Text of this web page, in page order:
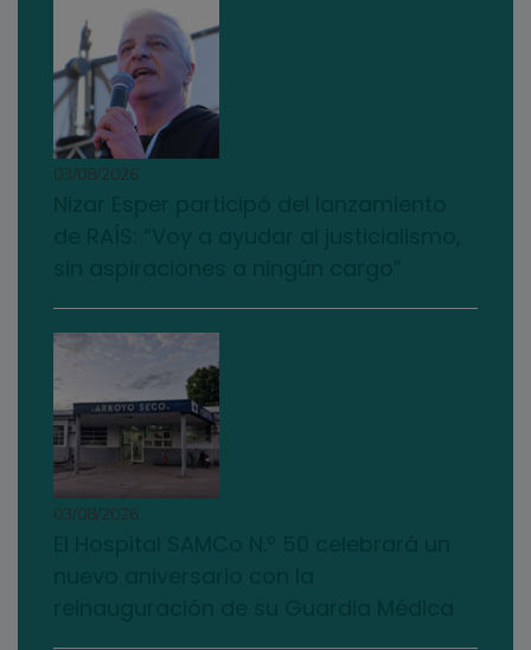
03/08/2026
03/08/2026